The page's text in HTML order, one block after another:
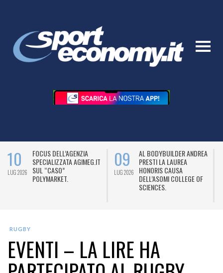
10
LUG 2026
FOCUS DELL’AGENZIA
SPECIALIZZATA AGIMEG.IT
SUL “CASO”
POLYMARKET.
09
LUG 2026
AL BODYBUILDER ANDREA
PRESTI LA LAUREA
HONORIS CAUSA
DELL’ASOMI COLLEGE OF
SCIENCES.
RUGBY
EVENTI – LA LIRE HA